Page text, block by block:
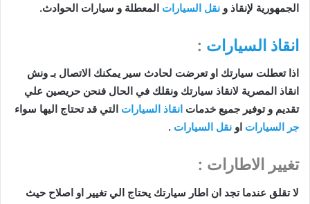
الجمهورية لإنقاذ و نقل السيارات المعطلة و سيارات الحوادث.
انقاذ السيارات :
اذا تعطلت سيارتك او تعرضت لحادث سير يمكنك الاتصال بـ ونش
انقاذ المصرية لانقاذ سيارتك ونقلك في الحال فنحن حريصين علي
تقديم و توفير جميع خدمات انقاذ السيارات التي قد تحتاج اليها سواء
جر السيارات او نقل السيارات .
تغيير الاطارات :
لا تقلق عندما تجد ان اطار سيارتك يحتاج الي تغيير او اصلاح حيث